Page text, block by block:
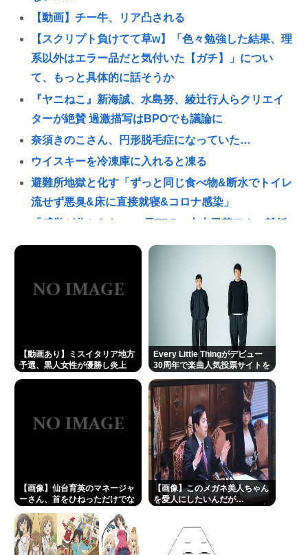
【動画】チー牛、リア凸される
【スクリプト負けてて草w】「色々勉強した結果、理
系以外はエラー品だと気付いた【ガチ】」につい
て、もっと具体的に話そうか
『ヤニねこ』新海誠、水島努、綾辻行人らクリエイ
ターが絶賛 過激描写はBPOでも議論に
奈須きのこさん、円形脱毛症になっていた…
ウイスキーを冷凍庫に入れると凍る
避難所地獄と化す「ずっと同じ食べ物&断水でトイレ
流せず悪臭&床に直接就寝&コロナ感染」
「感覚が分からない」 元TBS・山本里菜アナの離婚
コメントに疑問の声… シャンパンタワーの超豪華式
とりわさを食べて車椅子生活になった医師「ギラ
ン・バレー症候群になって本当に絶望。死んだ方が
高橋名人が左手のバネを取るため手術を決意
チック症のゆうぽん、久々に見たらめっちゃ悪化し
👴"テレビ大好き"高齢者の「テレビ離れ」が始まっ
た…10代後半～20代の約7割が"ほぼ見ない"
"テレビ大好き"高齢者の「テレビ離れ」が始まっ
た…10代後半~20代の約7割が"ほぼ見ない"衝撃の最
新データ
“テレビ大好き”高齢者の「テレビ離れ」が始まっ
た…
レインボー池田、よく知らない女子アナと結婚
【動画あり】ミスイタリア地方
予選、黒人女性が優勝し炎上
Every Little Thingがデビュー
30周年で楽曲人気投票サイトを
Changeに入れてきたぞ
【画像】仙台育英のマネージャ
ーさん、首をひねっただけでな
しまうwww
【画像】このメガネ美人ちゃん
を愛人にしたいんだが…